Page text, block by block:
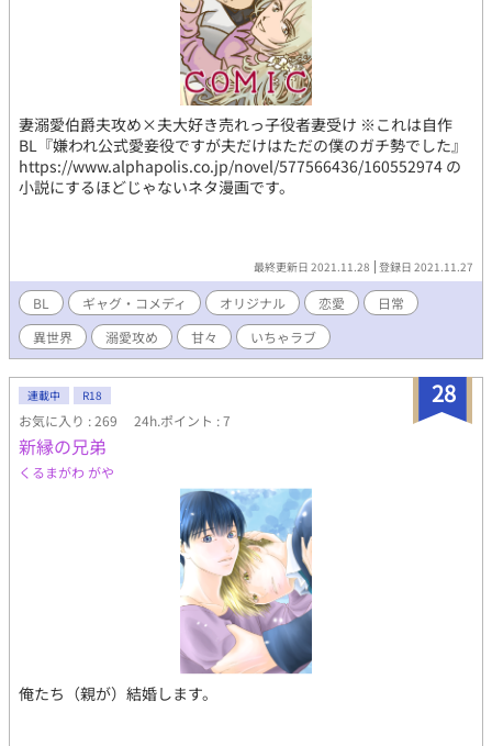
妻溺愛伯爵夫攻め×夫大好き売れっ子役者妻受け ※これは自作
BL『嫌われ公式愛妾役ですが夫だけはただの僕のガチ勢でした』
https://www.alphapolis.co.jp/novel/577566436/160552974 の
小説にするほどじゃないネタ漫画です。
最終更新日 2021.11.28 登録日 2021.11.27
BL ギャグ・コメディ オリジナル 恋愛
日常
異世界
溺愛攻め 甘々 いちゃラブ
28
連載中 R18
お気に入り : 269 24h.ポイント : 7
新縁の兄弟
くるまがわ がや
俺たち（親が）結婚します。